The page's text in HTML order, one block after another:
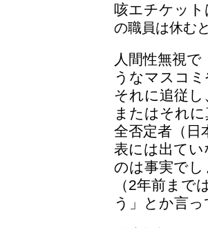
咳エチケッ
の職員は休む
人間性無視
うなマスコ
それに追従
またはそれ
全否定者（日
表には出て
のは事実でし
（2年前まで
う」とか言